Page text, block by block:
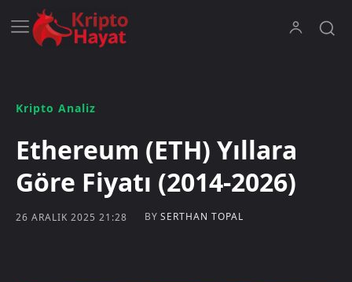
Kripto Analiz
Ethereum (ETH) Yıllara
Göre Fiyatı (2014-2026)
26 ARALIK 2025 21:28 BY SERTHAN TOPAL